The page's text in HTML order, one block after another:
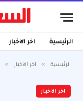
الرئيسية اخر الاخبار
الرئيسية » اخر الاخبار »
اخر الاخبار